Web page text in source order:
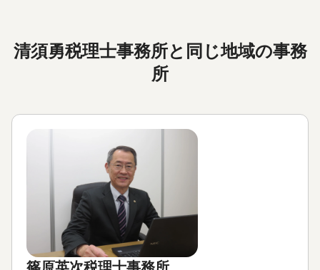
清須勇税理士事務所と同じ地域の事務
所